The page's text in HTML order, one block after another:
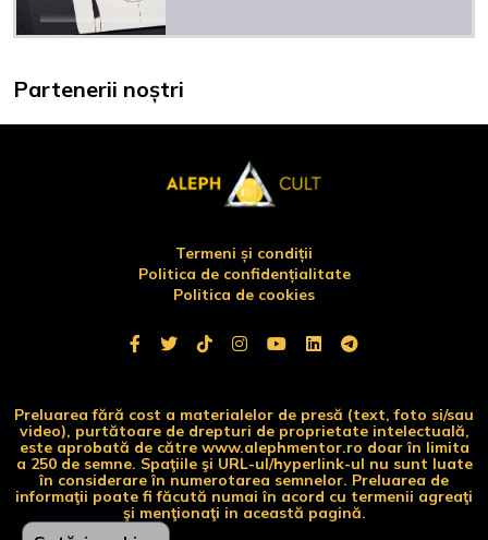
Partenerii noștri
Termeni și condiții
Politica de confidențialitate
Politica de cookies
Preluarea fără cost a materialelor de presă (text, foto si/sau
video), purtătoare de drepturi de proprietate intelectuală,
este aprobată de către www.alephmentor.ro doar în limita
a 250 de semne. Spaţiile şi URL-ul/hyperlink-ul nu sunt luate
în considerare în numerotarea semnelor. Preluarea de
informaţii poate fi făcută numai în acord cu termenii agreaţi
şi menţionaţi in această pagină.